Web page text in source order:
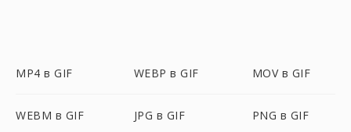
MP4 в GIF WEBP в GIF MOV в GIF
WEBM в GIF JPG в GIF PNG в GIF